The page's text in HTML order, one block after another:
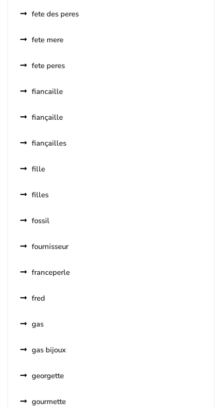
fete des peres
fete mere
fete peres
fiancaille
fiançaille
fiançailles
fille
filles
fossil
fournisseur
franceperle
fred
gas
gas bijoux
georgette
gourmette